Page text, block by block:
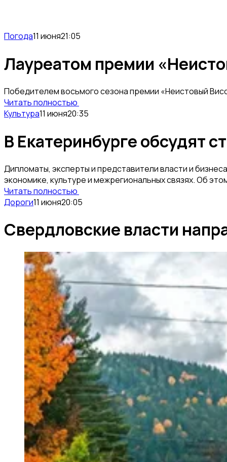
Погода11 июня21:05
Лауреатом премии
Победителем восьмого сезона премии «Неистовый
Читать полностью
Культура11 июня20:35
В Екатеринбурге обсудят
Дипломаты, эксперты и представители власти и
экономике, культуре и межрегиональных связях. Об
Читать полностью
Дороги11 июня20:05
Свердловские власти